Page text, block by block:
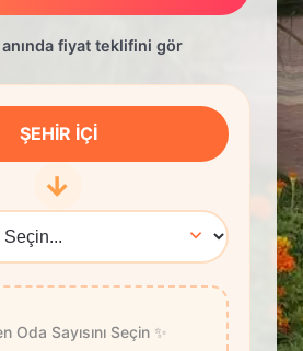
anında fiyat teklifini gör
ŞEHİR İÇİ
→
Oda Sayısını Seçin ✨